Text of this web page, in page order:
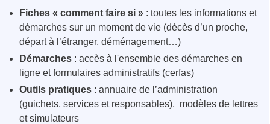
Fiches « comment faire si » : toutes les informations et
démarches sur un moment de vie (décès d’un proche,
départ à l’étranger, déménagement…)
Démarches : accès à l'ensemble des démarches en
ligne et formulaires administratifs (cerfas)
Outils pratiques : annuaire de l’administration
(guichets, services et responsables), modèles de lettres
et simulateurs